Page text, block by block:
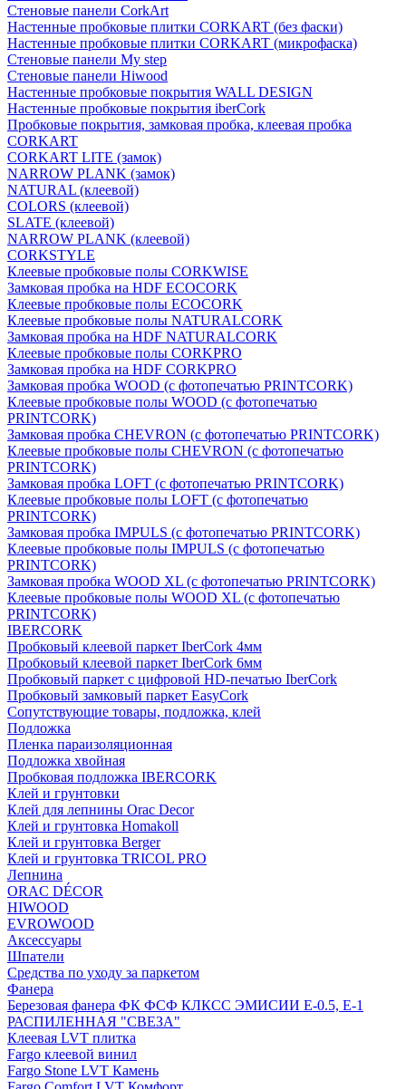
Стеновые панели CorkArt
Настенные пробковые плитки CORKART (без фаски)
Настенные пробковые плитки CORKART (микрофаска)
Стеновые панели My step
Стеновые панели Hiwood
Настенные пробковые покрытия WALL DESIGN
Настенные пробковые покрытия iberCork
Пробковые покрытия, замковая пробка, клеевая пробка
CORKART
CORKART LITE (замок)
NARROW PLANK (замок)
NATURAL (клеевой)
COLORS (клеевой)
SLATE (клеевой)
NARROW PLANK (клеевой)
CORKSTYLE
Клеевые пробковые полы CORKWISE
Замковая пробка на HDF ECOCORK
Клеевые пробковые полы ECOCORK
Клеевые пробковые полы NATURALCORK
Замковая пробка на HDF NATURALCORK
Клеевые пробковые полы CORKPRO
Замковая пробка на HDF CORKPRO
Замковая пробка WOOD (с фотопечатью PRINTCORK)
Клеевые пробковые полы WOOD (с фотопечатью
PRINTCORK)
Замковая пробка CHEVRON (с фотопечатью PRINTCORK)
Клеевые пробковые полы CHEVRON (с фотопечатью
PRINTCORK)
Замковая пробка LOFT (с фотопечатью PRINTCORK)
Клеевые пробковые полы LOFT (с фотопечатью
PRINTCORK)
Замковая пробка IMPULS (с фотопечатью PRINTCORK)
Клеевые пробковые полы IMPULS (с фотопечатью
PRINTCORK)
Замковая пробка WOOD XL (с фотопечатью PRINTCORK)
Клеевые пробковые полы WOOD XL (с фотопечатью
PRINTCORK)
IBERCORK
Пробковый клеевой паркет IberCork 4мм
Пробковый клеевой паркет IberCork 6мм
Пробковый паркет с цифровой HD-печатью IberCork
Пробковый замковый паркет EasyCork
Сопутствующие товары, подложка, клей
Подложка
Пленка параизоляционная
Подложка хвойная
Пробковая подложка IBERCORK
Клей и грунтовки
Клей для лепнины Orac Decor
Клей и грунтовка Homakoll
Клей и грунтовка Berger
Клей и грунтовка TRICOL PRO
Лепнина
ORAC DÉCOR
HIWOOD
EVROWOOD
Аксессуары
Шпатели
Средства по уходу за паркетом
Фанера
Березовая фанера ФК ФСФ КЛКСС ЭМИСИИ Е-0.5, Е-1
РАСПИЛЕННАЯ "СВЕЗА"
Клеевая LVT плитка
Fargo клеевой винил
Fargo Stone LVT Камень